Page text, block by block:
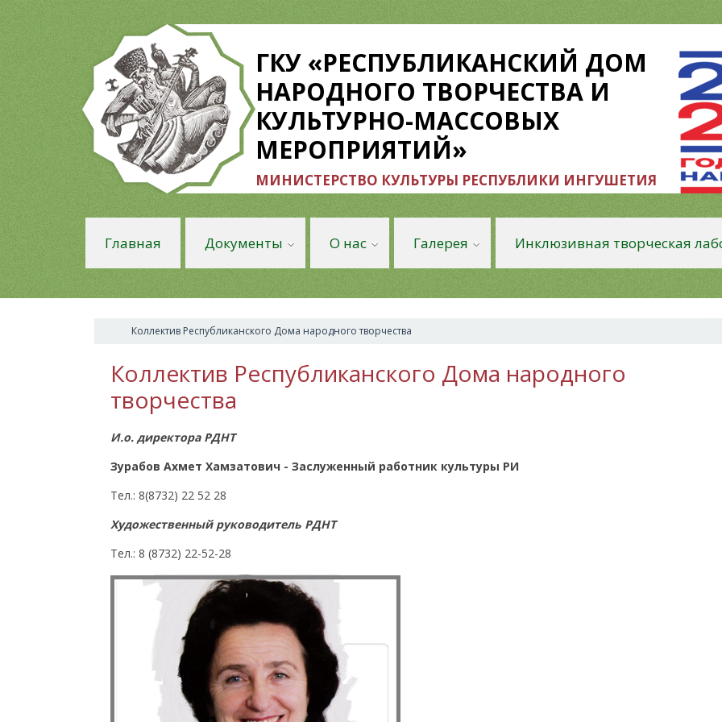
ГКУ «РЕСПУБЛИКАНСКИЙ ДОМ
НАРОДНОГО ТВОРЧЕСТВА И
КУЛЬТУРНО-МАССОВЫХ
МЕРОПРИЯТИЙ»
МИНИСТЕРСТВО КУЛЬТУРЫ РЕСПУБЛИКИ ИНГУШЕТИЯ
Главная Документы О нас Галерея Инклюзивная творческая
Коллектив Республиканского Дома народного творчества
Коллектив Республиканского Дома народного
творчества
И.о. директора РДНТ
Зурабов Ахмет Хамзатович - Заслуженный работник культуры РИ
Тел.: 8(8732) 22 52 28
Художественный руководитель РДНТ
Тел.: 8 (8732) 22-52-28